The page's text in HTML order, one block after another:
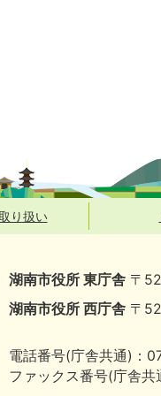
り扱い
湖南市役所 東庁舎 〒
湖南市役所 西庁舎 〒
電話番号(庁舎共通)：
ファックス番号(庁舎